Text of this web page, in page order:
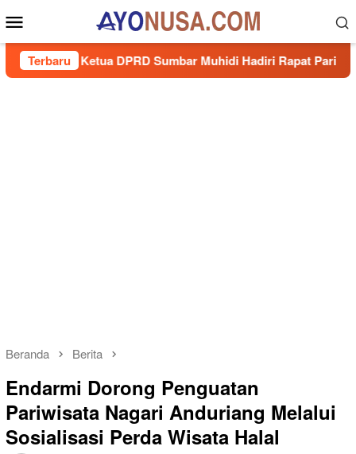
ke
kontenMobile
Terbaru
Ketua DPRD Sumbar Muhidi Hadiri Rapat Paripurna HJK
Beranda Berita
Endarmi Dorong Penguatan
Pariwisata Nagari Anduriang Melalui
Sosialisasi Perda Wisata Halal